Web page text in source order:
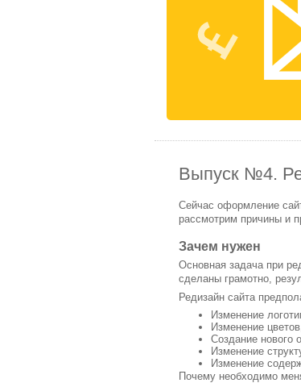
Выпуск №4.
Сейчас оформление
рассмотрим причины и
Зачем нужен
Основная задача при
сделаны грамотно,
Редизайн сайта
Изменение
Изменение
Создание нового
Изменение
Изменение
Почему необходимо